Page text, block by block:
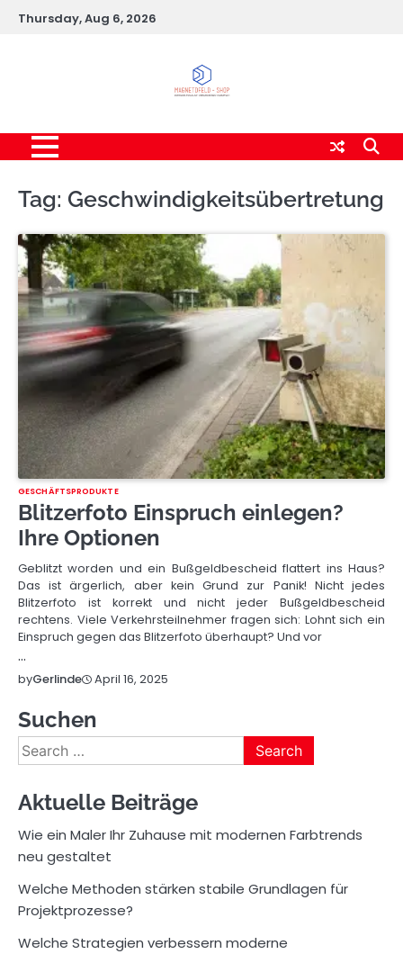
SkipThursday, Aug 6, 2026
Tag: Geschwindigkeitsübertretung
GESCHÄFTSPRODUKTE
Blitzerfoto Einspruch einlegen?
Ihre Optionen
Geblitzt worden und ein Bußgeldbescheid flattert ins Haus?
Das ist ärgerlich, aber kein Grund zur Panik! Nicht jedes
Blitzerfoto ist korrekt und nicht jeder Bußgeldbescheid
rechtens. Viele Verkehrsteilnehmer fragen sich: Lohnt sich ein
Einspruch gegen das Blitzerfoto überhaupt? Und vor
…
byGerlinde April 16, 2025
Suchen
Search
for:
Aktuelle Beiträge
Wie ein Maler Ihr Zuhause mit modernen Farbtrends
neu gestaltet
Welche Methoden stärken stabile Grundlagen für
Projektprozesse?
Welche Strategien verbessern moderne